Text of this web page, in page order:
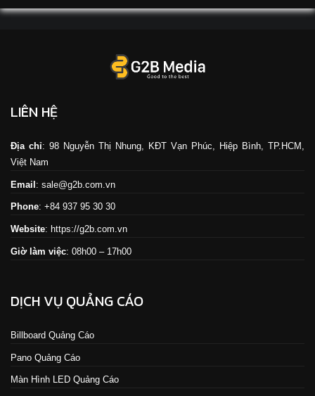
LIÊN HỆ
Địa chỉ: 98 Nguyễn Thị Nhung, KĐT Vạn Phúc, Hiệp Bình, TP.HCM,
Việt Nam
Email: sale@g2b.com.vn
Phone: +84 937 95 30 30
Website: https://g2b.com.vn
Giờ làm việc: 08h00 – 17h00
DỊCH VỤ QUẢNG CÁO
Billboard Quảng Cáo
Pano Quảng Cáo
Màn Hình LED Quảng Cáo